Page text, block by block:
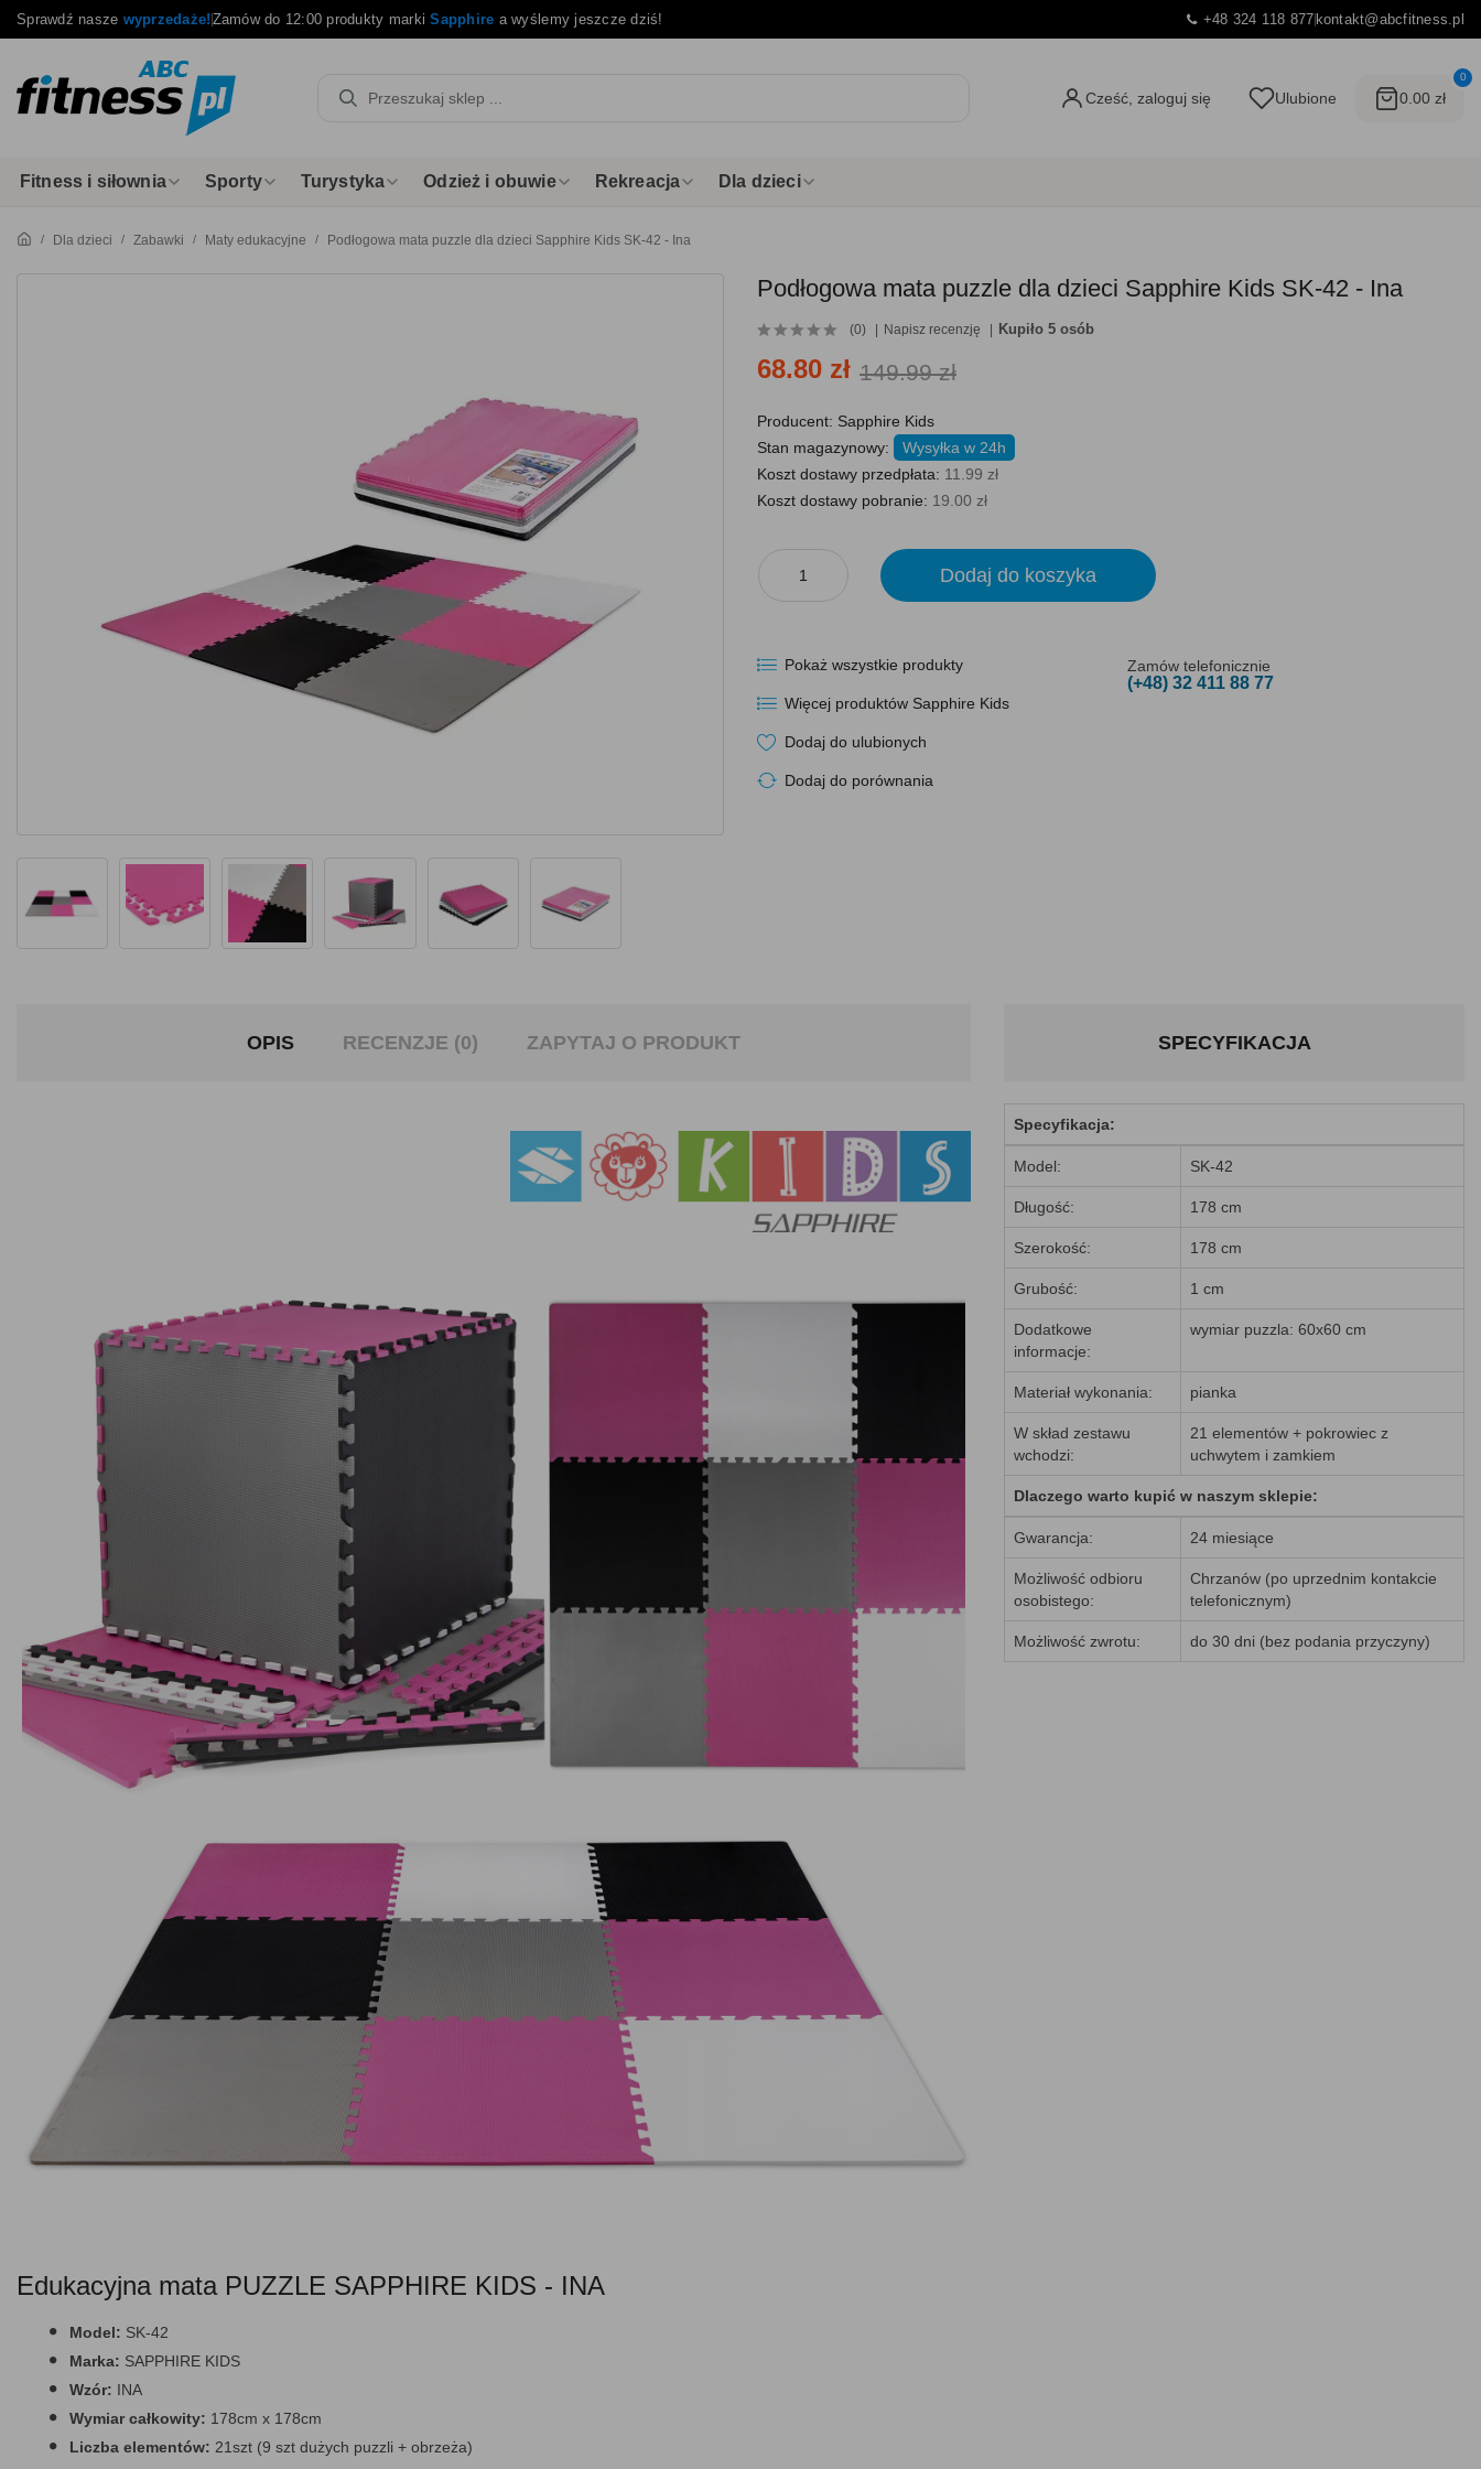
Sprawdź nasze wyprzedaże!Zamów do 12:00 produkty markiSapphire a wyślemy jeszcze dziś! +48 324 118 877kontakt@abcfitness.pl
Cześć, zaloguj się Ulubione
0
0.00 zł
Fitness i siłownia Sporty Turystyka Odzież i obuwie Rekreacja Dla dzieci
Dla dzieci Zabawki Maty edukacyjne Podłogowa mata puzzle dla dzieci Sapphire Kids SK-42 - Ina
Podłogowa mata puzzle dla dzieci Sapphire Kids SK-42 - Ina
(0) Napisz recenzję Kupiło 5 osób
68.80 zł 149.99 zł
Producent: Sapphire Kids
Stan magazynowy:
Wysyłka w 24h
Koszt dostawy przedpłata: 11.99 zł
Koszt dostawy pobranie: 19.00 zł
Dodaj do koszyka
Pokaż wszystkie produkty
Więcej produktów Sapphire Kids
Dodaj do ulubionych
Dodaj do porównania
Zamów telefonicznie
(+48) 32 411 88 77
OPIS RECENZJE (0) ZAPYTAJ O PRODUKT
Edukacyjna mata PUZZLE SAPPHIRE KIDS - INA
Model: SK-42
Marka: SAPPHIRE KIDS
Wzór: INA
Wymiar całkowity: 178cm x 178cm
Liczba elementów: 21szt (9 szt dużych puzzli + obrzeża)
SPECYFIKACJA
Specyfikacja:
Model: SK-42
Długość: 178 cm
Szerokość: 178 cm
Grubość: 1 cm
Dodatkowe
informacje:
wymiar puzzla: 60x60 cm
Materiał wykonania: pianka
W skład zestawu
wchodzi:
21 elementów + pokrowiec z
uchwytem i zamkiem
Dlaczego warto kupić w naszym sklepie:
Gwarancja: 24 miesiące
Możliwość odbioru
osobistego:
Chrzanów (po uprzednim kontakcie
telefonicznym)
Możliwość zwrotu: do 30 dni (bez podania przyczyny)